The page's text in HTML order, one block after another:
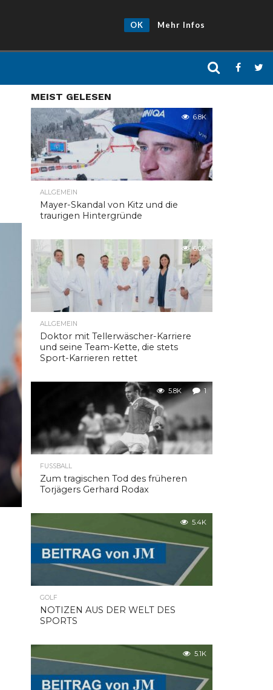
OK Mehr Infos
MEIST GELESEN
6.8K
ALLGEMEIN
Mayer-Skandal von Kitz und die
traurigen Hintergründe
6.0K
ALLGEMEIN
Doktor mit Tellerwäscher-Karriere
und seine Team-Kette, die stets
Sport-Karrieren rettet
5.8K 1
FUSSBALL
Zum tragischen Tod des früheren
Torjägers Gerhard Rodax
5.4K
GOLF
NOTIZEN AUS DER WELT DES
SPORTS
5.1K